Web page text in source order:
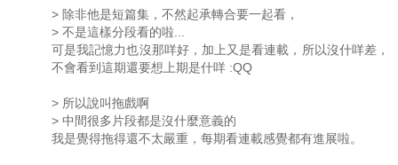
> 除非他是短篇集，不然起承轉合要一起看，
> 不是這樣分段看的啦...
可是我記憶力也沒那咩好，加上又是看連載，所以沒什咩差，
不會看到這期還要想上期是什咩 :QQ
> 所以說叫拖戲啊
> 中間很多片段都是沒什麼意義的
我是覺得拖得還不太嚴重，每期看連載感覺都有進展啦。